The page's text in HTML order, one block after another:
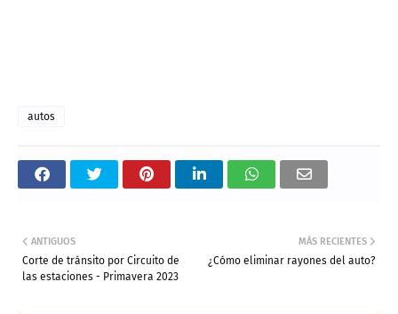
autos
MÁS RECIENTES
¿Cómo eliminar rayones del auto?
ANTIGUOS
Corte de tránsito por Circuito de
las estaciones - Primavera 2023